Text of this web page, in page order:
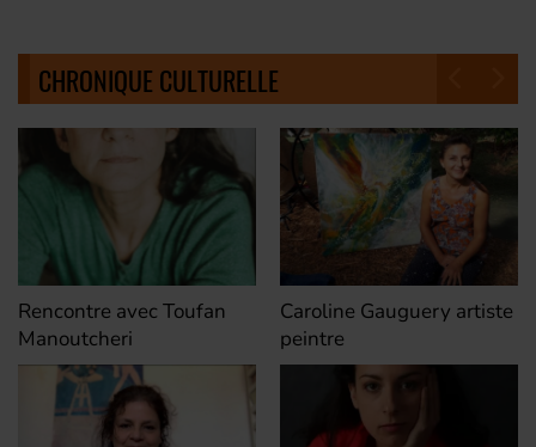
CHRONIQUE CULTURELLE
Rencontre avec Toufan
Manoutcheri
Caroline Gauguery artiste
peintre